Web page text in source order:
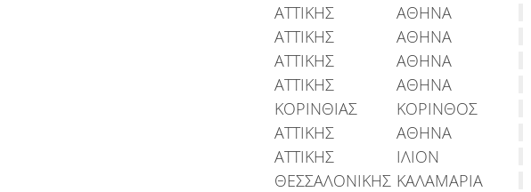
ΑΤΤΙΚΗΣ ΑΘΗΝΑ
ΑΤΤΙΚΗΣ ΑΘΗΝΑ
ΑΤΤΙΚΗΣ ΑΘΗΝΑ
ΑΤΤΙΚΗΣ ΑΘΗΝΑ
ΚΟΡΙΝΘΙΑΣ ΚΟΡΙΝΘΟΣ
ΑΤΤΙΚΗΣ ΑΘΗΝΑ
ΑΤΤΙΚΗΣ ΙΛΙΟΝ
ΘΕΣΣΑΛΟΝΙΚΗΣ ΚΑΛΑΜΑΡΙΑ